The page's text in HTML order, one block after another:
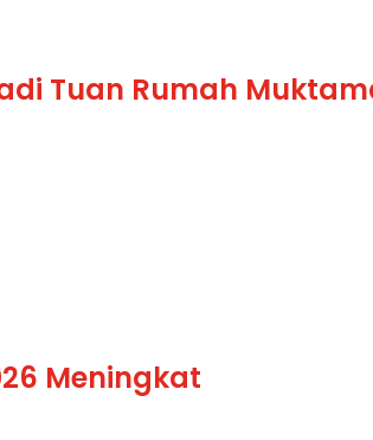
Tuan Rumah
Meningkat